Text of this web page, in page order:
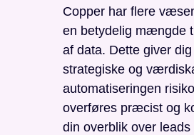
Copper har flere
en betydelig mængde
af data. Dette giver
strategiske og
automatiseringen
overføres præcist og
din overblik over